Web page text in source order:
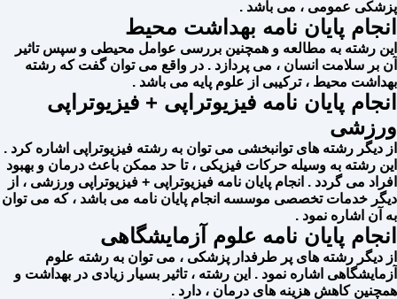
پزشکی عمومی ، می باشد .
انجام پایان نامه بهداشت محیط
این رشته به مطالعه و همچنین بررسی عوامل محیطی و سپس‌ تاثیر
آن بر سلامت انسان ، می پردازد . در واقع می توان گفت که رشته
بهداشت محیط ، ترکیبی از علوم پایه می باشد .
انجام پایان نامه فیزیوتراپی + فیزیوتراپی
ورزشی
از دیگر رشته های توانبخشی می توان به رشته فیزیوتراپی اشاره کرد .
این رشته به وسیله حرکات فیزیکی ، تا حد ممکن باعث درمان و بهبود
افراد می گردد . انجام پایان نامه فیزیوتراپی + فیزیوتراپی ورزشی ، از
دیگر خدمات تخصصی موسسه انجام پایان نامه می باشد ، که می توان
به آن اشاره نمود .
انجام پایان نامه علوم آزمایشگاهی
از دیگر رشته های پر طرفدار پزشکی ، می توان به رشته علوم
آزمایشگاهی اشاره نمود . این رشته ، تاثیر بسیار زیادی در بهداشت و
همچنین کاهش هزینه های درمان ، دارد .